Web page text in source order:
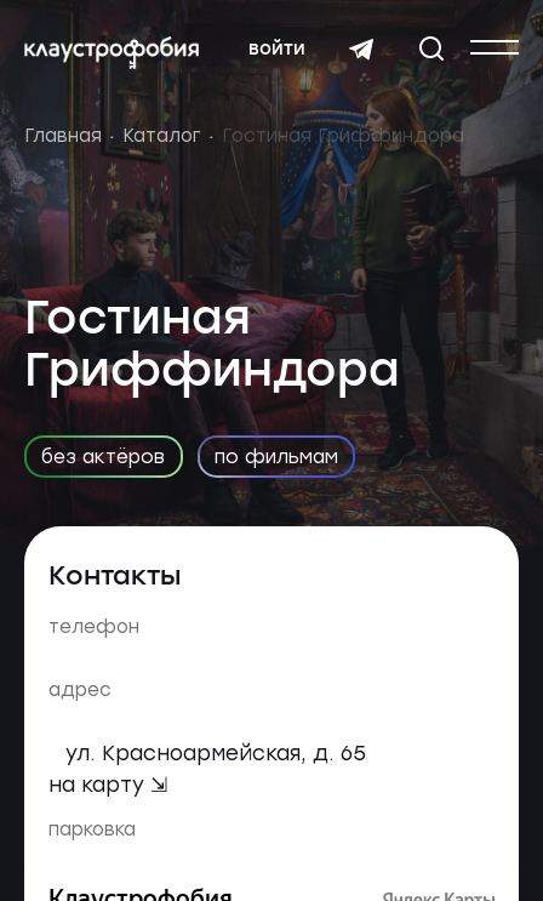
войти
Главная Каталог Гостиная Гриффиндора
Гостиная
Гриффиндора
без актёров по фильмам
Контакты
телефон
адрес
ул. Красноармейская, д. 65
на карту ⇲
парковка